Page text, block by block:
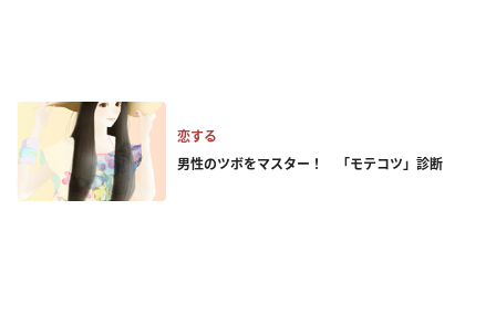
恋する
男性のツボをマスター！ 「モテコツ」診断